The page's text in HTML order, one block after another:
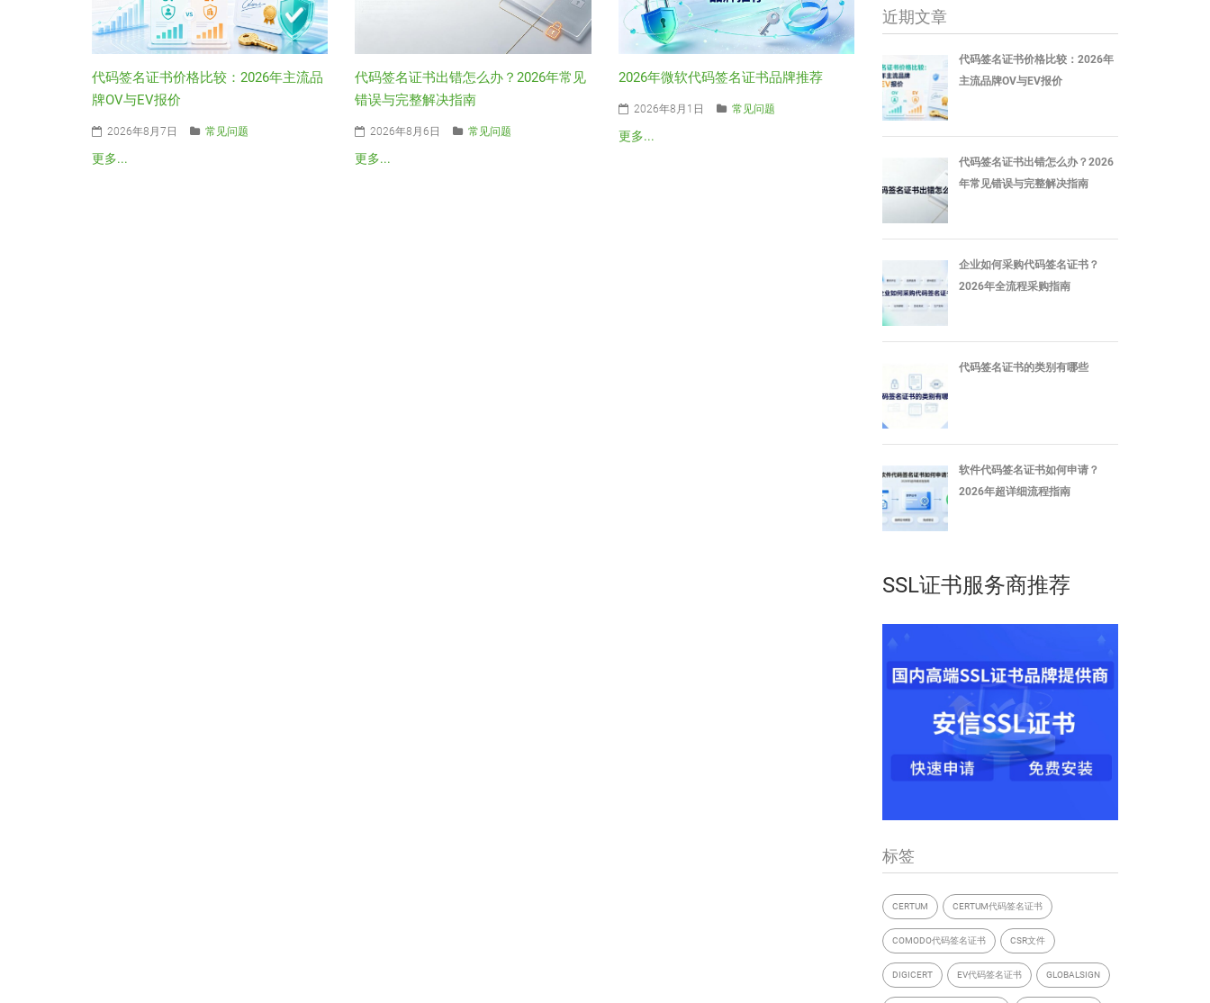
代码签名证书价格比较：2026年主流品
牌OV与EV报价
2026年8月7日 常见问题
更多...
代码签名证书出错怎么办？2026年常见
错误与完整解决指南
2026年8月6日 常见问题
更多...
2026年微软代码签名证书品牌推荐
2026年8月1日 常见问题
更多...
近期文章
代码签名证书价格比较：2026年
主流品牌OV与EV报价
代码签名证书出错怎么办？2026
年常见错误与完整解决指南
企业如何采购代码签名证书？
2026年全流程采购指南
代码签名证书的类别有哪些
软件代码签名证书如何申请？
2026年超详细流程指南
SSL证书服务商推荐
标签
CERTUM CERTUM代码签名证书
COMODO代码签名证书 CSR文件
DIGICERT EV代码签名证书 GLOBALSIGN